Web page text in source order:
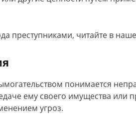
преступниками, читайте в
понимается
ему своего имущества или
угроз.